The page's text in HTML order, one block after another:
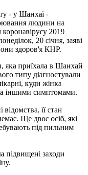
- у Шанхаї -
людини на
2019
20 січня, заяві
здоров'я КНР.
яка приїхала в Шанхай
типу діагностували
куди жінка
іншими симптомами.
її стан
Ще двоє осіб, які
під пильним
підвищені заходи